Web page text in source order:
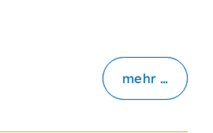
mehr …